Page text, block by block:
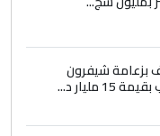
يسقط
اصول عريقة
حسين سل
بزعامة شيفرون
مليار د...